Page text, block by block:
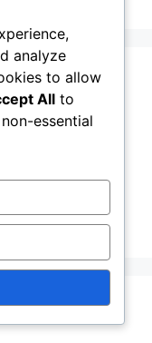
analyze
to allow
All to
essential